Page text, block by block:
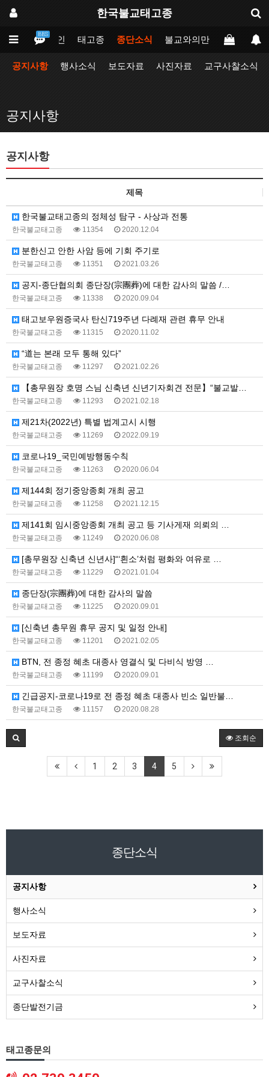
한국불교태고종
BBS
메인 태고종 종단소식 불교와의만남 업무포털
공지사항 행사소식 보도자료 사진자료 교구사찰소식
공지사항
공지사항
제목
한국불교태고종의 정체성 탐구 - 사상과 전통
한국불교태고종 11354 2020.12.04
분한신고 안한 사암 등에 기회 주기로
한국불교태고종 11351 2021.03.26
공지-종단협의회 종단장(宗團葬)에 대한 감사의 말씀 /…
한국불교태고종 11338 2020.09.04
태고보우원증국사 탄신719주년 다례재 관련 휴무 안내
한국불교태고종 11315 2020.11.02
“道는 본래 모두 통해 있다”
한국불교태고종 11297 2021.02.26
【총무원장 호명 스님 신축년 신년기자회견 전문】“불교발…
한국불교태고종 11293 2021.02.18
제21차(2022년) 특별 법계고시 시행
한국불교태고종 11269 2022.09.19
코로나19_국민예방행동수칙
한국불교태고종 11263 2020.06.04
제144회 정기중앙종회 개최 공고
한국불교태고종 11258 2021.12.15
제141회 임시중앙종회 개최 공고 등 기사게재 의뢰의 …
한국불교태고종 11249 2020.06.08
[총무원장 신축년 신년사]“‘흰소’처럼 평화와 여유로 …
한국불교태고종 11229 2021.01.04
종단장(宗團葬)에 대한 감사의 말씀
한국불교태고종 11225 2020.09.01
[신축년 총무원 휴무 공지 및 일정 안내]
한국불교태고종 11201 2021.02.05
BTN, 전 종정 혜초 대종사 영결식 및 다비식 방영 …
한국불교태고종 11199 2020.09.01
긴급공지-코로나19로 전 종정 혜초 대종사 빈소 일반불…
한국불교태고종 11157 2020.08.28
조회순
1 2 3 4 5
종단소식
공지사항
행사소식
보도자료
사진자료
교구사찰소식
종단발전기금
태고종문의